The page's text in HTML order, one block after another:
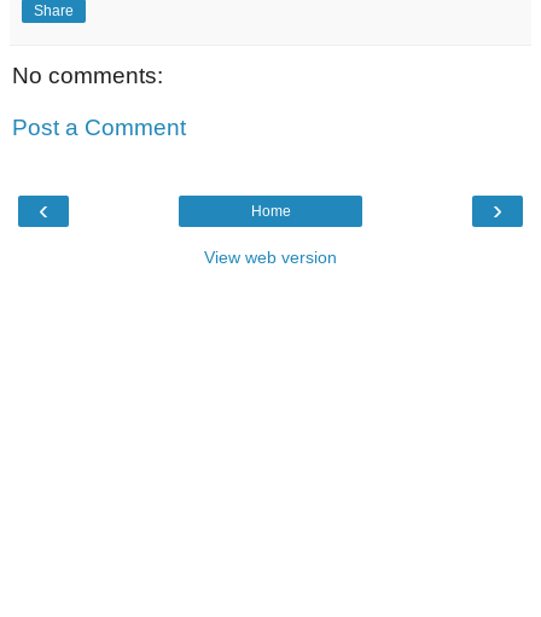
Share
No comments:
Post a Comment
‹ ›
Home
View web version